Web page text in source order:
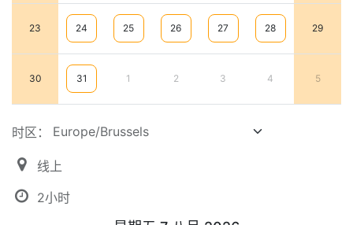
23 24 25 26 27 28 29
30 31 1 2 3 4 5
时区：
线上
2小时